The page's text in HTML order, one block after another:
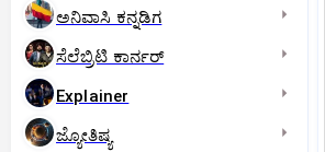
ಅನಿವಾಸಿ ಕನ್ನಡಿಗ
ಸೆಲೆಬ್ರಿಟಿ ಕಾರ್ನರ್‌
Explainer
ಜ್ಯೋತಿಷ್ಯ